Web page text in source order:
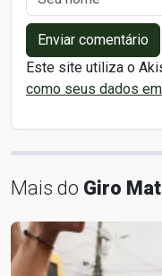
Enviar comentário
Este site utiliza o
como seus dados
Mais do Giro